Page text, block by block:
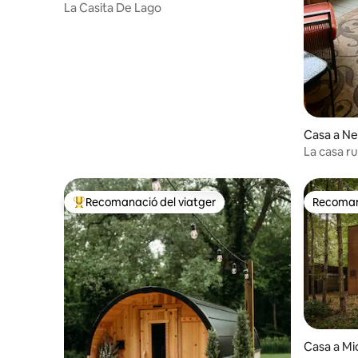
La Casita De Lago
Casa a
La casa
Principals recomanacions dels viatgers
Recomanació del viatger
Casa a